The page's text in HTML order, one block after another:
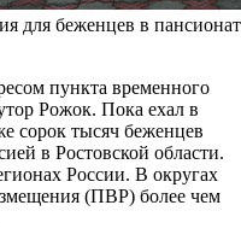
для беженцев в
пункта временного
Рожок. Пока ехал в
сорок тысяч беженцев
в Ростовской области.
России. В округах
(ПВР) более чем